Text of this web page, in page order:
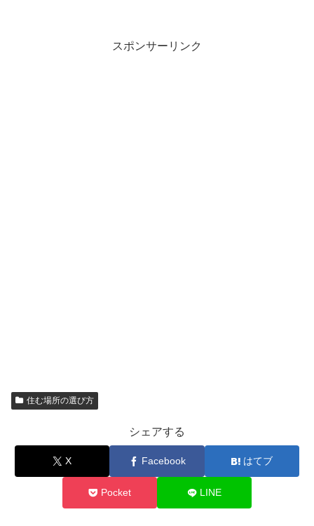
スポンサーリンク
住む場所の選び方
シェアする
X Facebook はてブ
Pocket LINE